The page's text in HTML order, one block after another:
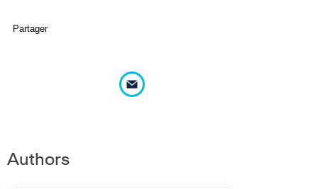
Partager
Authors